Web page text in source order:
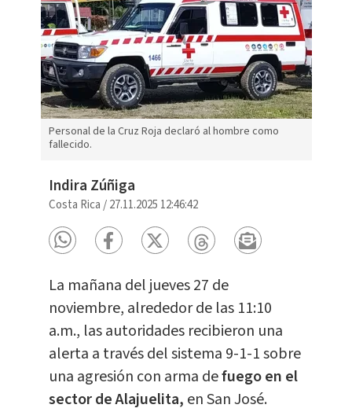
Personal de la Cruz Roja declaró al hombre como
fallecido.
Indira Zúñiga
Costa Rica /27.11.2025 12:46:42
La mañana del jueves 27 de
noviembre, alrededor de las 11:10
a.m., las autoridades recibieron una
alerta a través del sistema 9-1-1 sobre
una agresión con arma defuego en el
sector de Alajuelita, en San José.